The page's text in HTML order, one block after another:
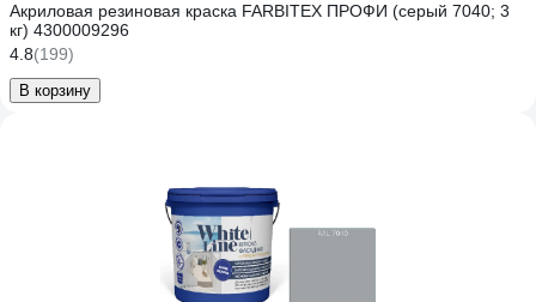
Акриловая резиновая краска FARBITEX ПРОФИ (серый 7040; 3
кг) 4300009296
4.8(199)
В корзину